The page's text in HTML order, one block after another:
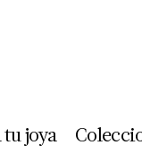
joya